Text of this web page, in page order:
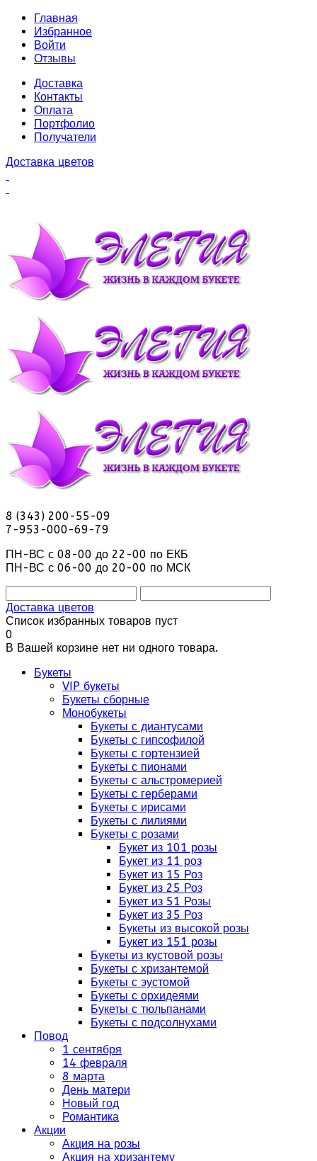
Главная
Избранное
Войти
Отзывы
Доставка
Контакты
Оплата
Портфолио
Получатели
Доставка цветов
8 (343) 200-55-09
7-953-000-69-79
ПН-ВС с 08-00 до 22-00 по ЕКБ
ПН-ВС с 06-00 до 20-00 по МСК
Доставка цветов
Список избранных товаров пуст
0
В Вашей корзине нет ни одного товара.
Букеты
VIP букеты
Букеты сборные
Монобукеты
Букеты с диантусами
Букеты с гипсофилой
Букеты с гортензией
Букеты с пионами
Букеты с альстромерией
Букеты с герберами
Букеты с ирисами
Букеты с лилиями
Букеты с розами
Букет из 101 розы
Букет из 11 роз
Букет из 15 Роз
Букет из 25 Роз
Букет из 51 Розы
Букет из 35 Роз
Букеты из высокой розы
Букет из 151 розы
Букеты из кустовой розы
Букеты с хризантемой
Букеты с эустомой
Букеты с орхидеями
Букеты с тюльпанами
Букеты с подсолнухами
Повод
1 сентября
14 февраля
8 марта
День матери
Новый год
Романтика
Акции
Акция на розы
Акция на хризантему